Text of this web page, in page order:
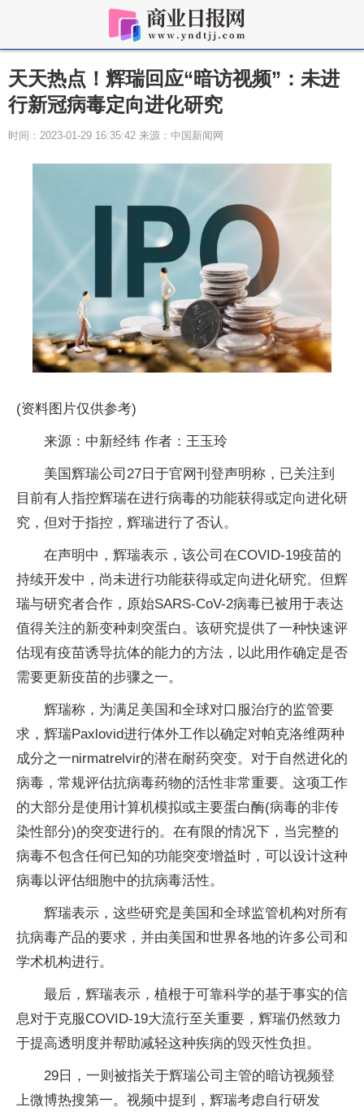
天天热点！辉瑞回应“暗访视频”：未进
行新冠病毒定向进化研究
时间：2023-01-29 16:35:42 来源：中国新闻网
(资料图片仅供参考)
来源：中新经纬 作者：王玉玲
美国辉瑞公司27日于官网刊登声明称，已关注到
目前有人指控辉瑞在进行病毒的功能获得或定向进化研
究，但对于指控，辉瑞进行了否认。
在声明中，辉瑞表示，该公司在COVID-19疫苗的
持续开发中，尚未进行功能获得或定向进化研究。但辉
瑞与研究者合作，原始SARS-CoV-2病毒已被用于表达
值得关注的新变种刺突蛋白。该研究提供了一种快速评
估现有疫苗诱导抗体的能力的方法，以此用作确定是否
需要更新疫苗的步骤之一。
辉瑞称，为满足美国和全球对口服治疗的监管要
求，辉瑞Paxlovid进行体外工作以确定对帕克洛维两种
成分之一nirmatrelvir的潜在耐药突变。对于自然进化的
病毒，常规评估抗病毒药物的活性非常重要。这项工作
的大部分是使用计算机模拟或主要蛋白酶(病毒的非传
染性部分)的突变进行的。在有限的情况下，当完整的
病毒不包含任何已知的功能突变增益时，可以设计这种
病毒以评估细胞中的抗病毒活性。
辉瑞表示，这些研究是美国和全球监管机构对所有
抗病毒产品的要求，并由美国和世界各地的许多公司和
学术机构进行。
最后，辉瑞表示，植根于可靠科学的基于事实的信
息对于克服COVID-19大流行至关重要，辉瑞仍然致力
于提高透明度并帮助减轻这种疾病的毁灭性负担。
29日，一则被指关于辉瑞公司主管的暗访视频登
上微博热搜第一。视频中提到，辉瑞考虑自行研发